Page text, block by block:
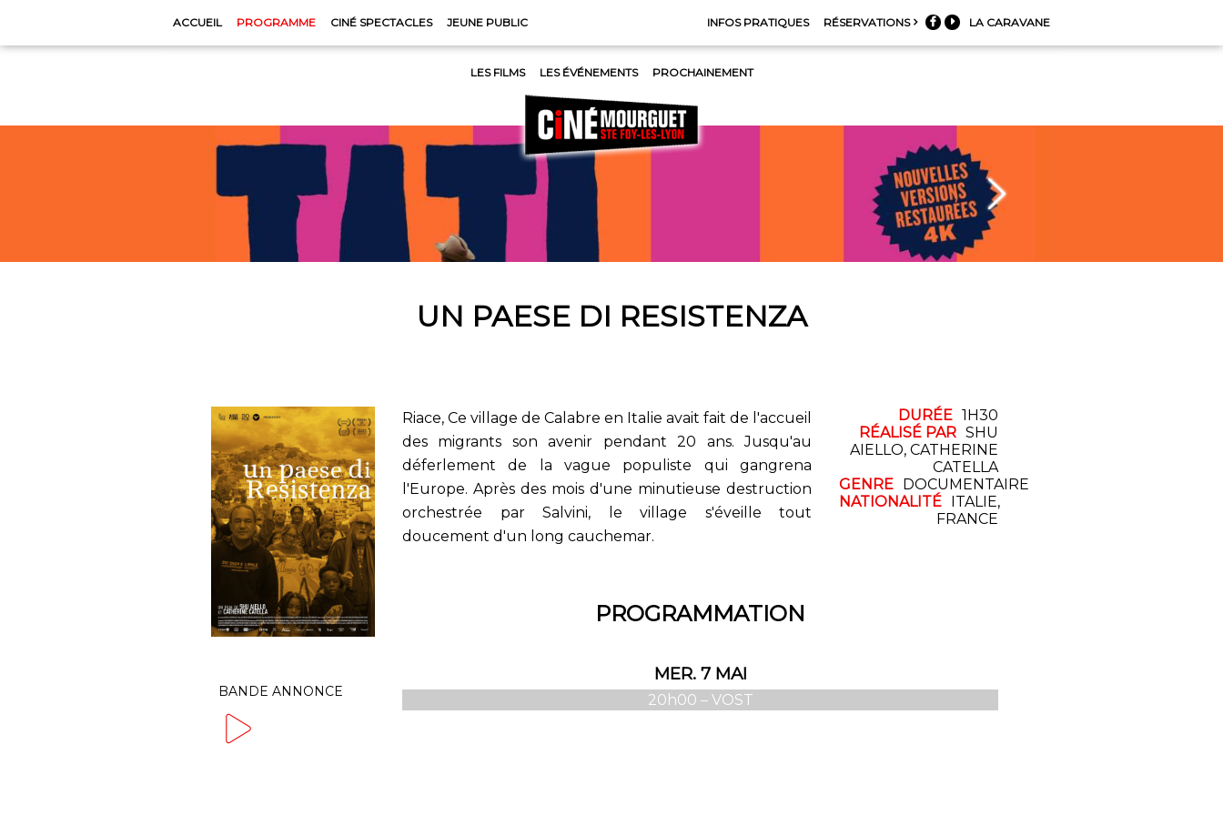
ACCUEIL PROGRAMME
LES FILMS LES ÉVÉNEMENTS PROCHAINEMENT
CINÉ SPECTACLES JEUNE PUBLIC INFOS PRATIQUES RÉSERVATIONS   LA CARAVANE
UN PAESE DI RESISTENZA
BANDE ANNONCE
Riace, Ce village de Calabre en Italie avait fait de l'accueil
des migrants son avenir pendant 20 ans. Jusqu'au
déferlement de la vague populiste qui gangrena
l'Europe. Après des mois d'une minutieuse destruction
orchestrée par Salvini, le village s'éveille tout
doucement d'un long cauchemar.
DURÉE 1H30
RÉALISÉ PAR SHU
AIELLO, CATHERINE
CATELLA
GENRE DOCUMENTAIRE
NATIONALITÉ ITALIE,
FRANCE
PROGRAMMATION
MER. 7 MAI
20h00 – VOST